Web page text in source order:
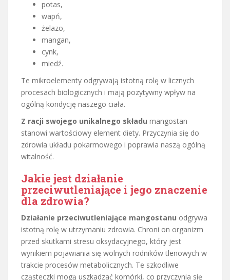
potas,
wapń,
żelazo,
mangan,
cynk,
miedź.
Te mikroelementy odgrywają istotną rolę w licznych
procesach biologicznych i mają pozytywny wpływ na
ogólną kondycję naszego ciała.
Z racji swojego unikalnego składu mangostan
stanowi wartościowy element diety. Przyczynia się do
zdrowia układu pokarmowego i poprawia naszą ogólną
witalność.
Jakie jest działanie
przeciwutleniające i jego znaczenie
dla zdrowia?
Działanie przeciwutleniające mangostanu odgrywa
istotną rolę w utrzymaniu zdrowia. Chroni on organizm
przed skutkami stresu oksydacyjnego, który jest
wynikiem pojawiania się wolnych rodników tlenowych w
trakcie procesów metabolicznych. Te szkodliwe
cząsteczki mogą uszkadzać komórki, co przyczynia się